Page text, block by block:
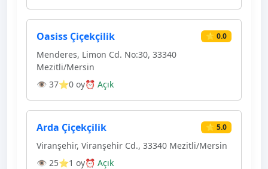
Oasiss Çiçekçilik ⭐ 0.0
Menderes, Limon Cd. No:30, 33340
Mezitli/Mersin
👁 37⭐0 oy⏰ Açık
Arda Çiçekçilik ⭐ 5.0
Viranşehir, Viranşehir Cd., 33340 Mezitli/Mersin
👁 25⭐1 oy⏰ Açık